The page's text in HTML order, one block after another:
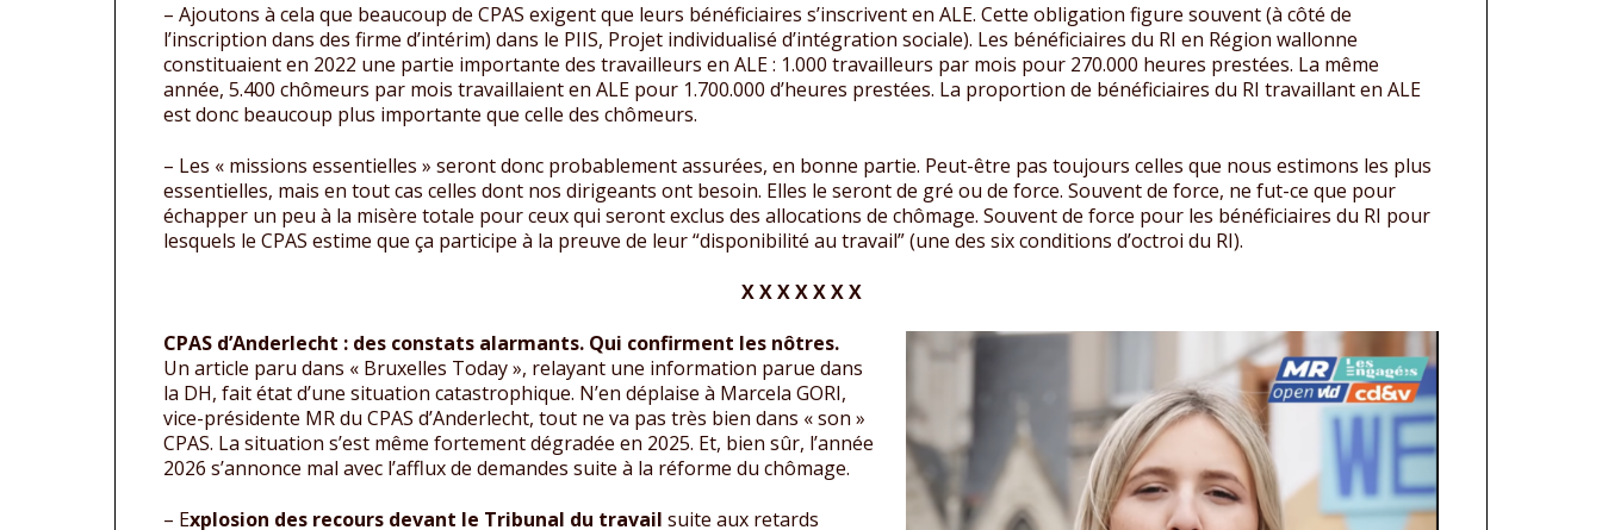
– Ajoutons à cela que beaucoup de CPAS exigent que leurs bénéficiaires s’inscrivent en ALE. Cette obligation figure souvent (à côté de
l’inscription dans des firme d’intérim) dans le PIIS, Projet individualisé d’intégration sociale). Les bénéficiaires du RI en Région wallonne
constituaient en 2022 une partie importante des travailleurs en ALE : 1.000 travailleurs par mois pour 270.000 heures prestées. La même
année, 5.400 chômeurs par mois travaillaient en ALE pour 1.700.000 d’heures prestées. La proportion de bénéficiaires du RI travaillant en ALE
est donc beaucoup plus importante que celle des chômeurs.
– Les « missions essentielles » seront donc probablement assurées, en bonne partie. Peut-être pas toujours celles que nous estimons les plus
essentielles, mais en tout cas celles dont nos dirigeants ont besoin. Elles le seront de gré ou de force. Souvent de force, ne fut-ce que pour
échapper un peu à la misère totale pour ceux qui seront exclus des allocations de chômage. Souvent de force pour les bénéficiaires du RI pour
lesquels le CPAS estime que ça participe à la preuve de leur “disponibilité au travail” (une des six conditions d’octroi du RI).
X X X X X X X
CPAS d’Anderlecht : des constats alarmants. Qui confirment les nôtres.
Un article paru dans « Bruxelles Today », relayant une information parue dans
la DH, fait état d’une situation catastrophique. N’en déplaise à Marcela GORI,
vice-présidente MR du CPAS d’Anderlecht, tout ne va pas très bien dans « son »
CPAS. La situation s’est même fortement dégradée en 2025. Et, bien sûr, l’année
2026 s’annonce mal avec l’afflux de demandes suite à la réforme du chômage.
– Explosion des recours devant le Tribunal du travail suite aux retards